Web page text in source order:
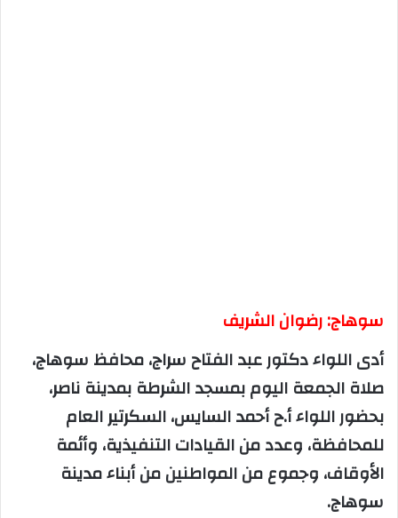
سوهاج: رضوان الشريف
أدى اللواء دكتور عبد الفتاح سراج، محافظ سوهاج،
صلاة الجمعة اليوم بمسجد الشرطة بمدينة ناصر،
بحضور اللواء أ.ح أحمد السايس، السكرتير العام
للمحافظة، وعدد من القيادات التنفيذية، وأئمة
الأوقاف، وجموع من المواطنين من أبناء مدينة
سوهاج.